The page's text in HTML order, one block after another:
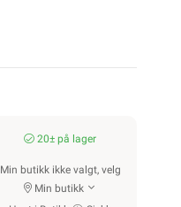
20± på lager
Min butikk ikke valgt, velg
Min butikk